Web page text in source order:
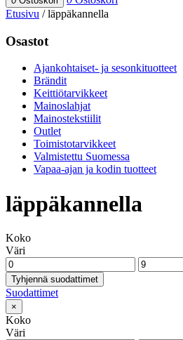
Etusivu /läppäkannella
Osastot
Ajankohtaiset- ja sesonkituotteet
Brändit
Keittiötarvikkeet
Mainoslahjat
Mainostekstiilit
Outlet
Toimistotarvikkeet
Valmistettu Suomessa
Vapaa-ajan ja kodin tuotteet
läppäkannella
Koko
Väri
Tyhjennä suodattimet
Suodattimet
×
Koko
Väri